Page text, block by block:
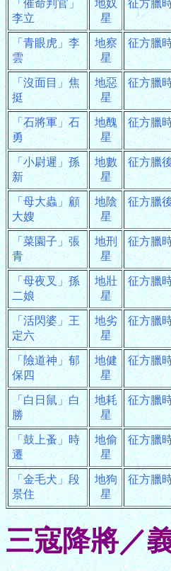
「催命判官」
李立
地奴
星
征方臘
「青眼虎」李
雲
地察
星
征方臘
「沒面目」焦
挺
地惡
星
征方臘
「石將軍」石
勇
地醜
星
征方臘
「小尉遲」孫
新
地數
星
征方臘
「母大蟲」顧
大嫂
地陰
星
征方臘
「菜園子」張
青
地刑
星
征方臘
「母夜叉」孫
二娘
地壯
星
征方臘
「活閃婆」王
定六
地劣
星
征方臘
「險道神」郁
保四
地健
星
征方臘
「白日鼠」白
勝
地耗
星
征方臘
「鼓上蚤」時
遷
地偷
星
征方臘
「金毛犬」段
景住
地狗
星
征方臘
三寇降將／